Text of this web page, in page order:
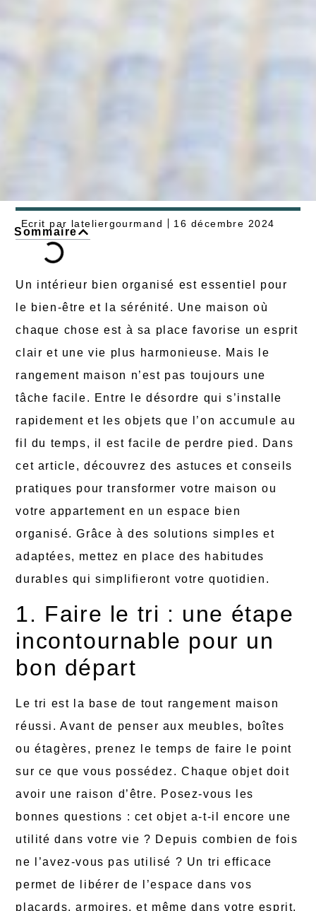
Ecrit par lateliergourmand 16 décembre 2024
Sommaire
Un intérieur bien organisé est essentiel pour
le bien-être et la sérénité. Une maison où
chaque chose est à sa place favorise un esprit
clair et une vie plus harmonieuse. Mais le
rangement maison n’est pas toujours une
tâche facile. Entre le désordre qui s’installe
rapidement et les objets que l’on accumule au
fil du temps, il est facile de perdre pied. Dans
cet article, découvrez des astuces et conseils
pratiques pour transformer votre maison ou
votre appartement en un espace bien
organisé. Grâce à des solutions simples et
adaptées, mettez en place des habitudes
durables qui simplifieront votre quotidien.
1. Faire le tri : une étape
incontournable pour un
bon départ
Le tri est la base de tout rangement maison
réussi. Avant de penser aux meubles, boîtes
ou étagères, prenez le temps de faire le point
sur ce que vous possédez. Chaque objet doit
avoir une raison d’être. Posez-vous les
bonnes questions : cet objet a-t-il encore une
utilité dans votre vie ? Depuis combien de fois
ne l’avez-vous pas utilisé ? Un tri efficace
permet de libérer de l’espace dans vos
placards, armoires, et même dans votre esprit.